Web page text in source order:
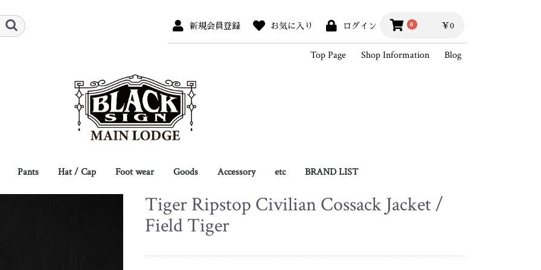
新規会員登録 お気に入り ログイン 0 ￥0
Top Page Shop Information Blog
Pants Hat / Cap Foot wear Goods
Eye Wear
Scarf / Neck Tie
Belt / Suspender
Glove
Socks
Shoes Care
Bag
Wallet / Card Case
other
Accessory
Necklace
Bracelet
Ring
Key Hook / Chains
other
etc
Books
Outlet
BRAND LIST
BLACK SIGN 2026SSCollection
2025AWCollection
StandardProducts
Outer
Vest
Shirts
Knit / Sweat
Cutsew
Pants
Hat / Cap
Foot wear
Bag
Wallet
Goods
Accessory
Outlet
2025SSCollection
2024AWCollection
2024SSCollection
2023AWCollection
2023SSCollection
2022AWCollection
2022SSCollection
2021AWCollection
2021SSCollection
2020AWCollection
2020SSCollection
2019AWCollection
Hippodrome Studio
Wesco
White's Boots
SKOOB
King of Vintage
Tiger Ripstop Civilian Cossack Jacket /
Field Tiger